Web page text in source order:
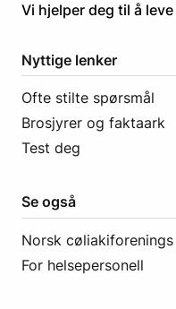
​​​​Vi hjelper deg til å
Nyttige lenker
Ofte stilte spørsmål
Brosjyrer og faktaark
Test deg
Se også
Norsk
For helsepersonell